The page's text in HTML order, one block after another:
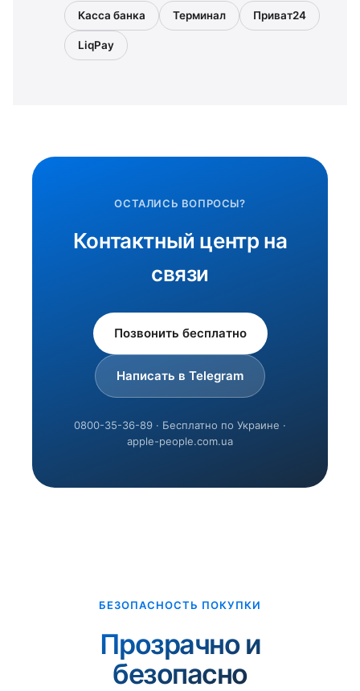
Касса банка Терминал Приват24
LiqPay
ОСТАЛИСЬ ВОПРОСЫ?
Контактный центр на
связи
Позвонить бесплатно
Написать в Telegram
0800-35-36-89 · Бесплатно по Украине ·
apple-people.com.ua
БЕЗОПАСНОСТЬ ПОКУПКИ
Прозрачно и
безопасно